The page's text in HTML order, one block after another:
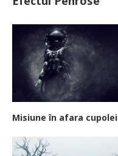
Misiune în afara cupolei